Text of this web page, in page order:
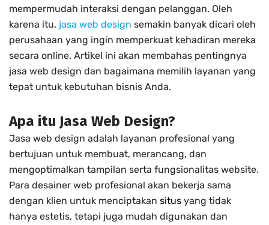
mempermudah interaksi dengan pelanggan. Oleh
karena itu, jasa web design semakin banyak dicari oleh
perusahaan yang ingin memperkuat kehadiran mereka
secara online. Artikel ini akan membahas pentingnya
jasa web design dan bagaimana memilih layanan yang
tepat untuk kebutuhan bisnis Anda.
Apa itu Jasa Web Design?
Jasa web design adalah layanan profesional yang
bertujuan untuk membuat, merancang, dan
mengoptimalkan tampilan serta fungsionalitas website.
Para desainer web profesional akan bekerja sama
dengan klien untuk menciptakan situs yang tidak
hanya estetis, tetapi juga mudah digunakan dan